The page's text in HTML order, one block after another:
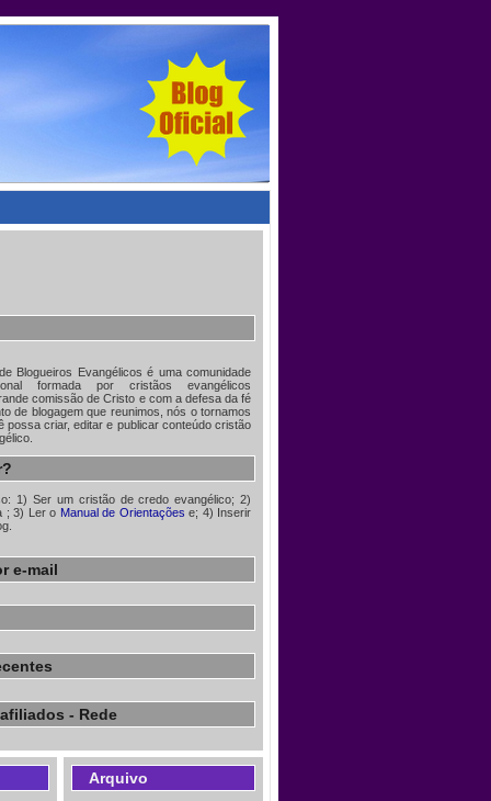
Blogueiros Evangélicos é uma comunidade
formada por cristãos evangélicos
comissão de Cristo e com a defesa da fé
de blogagem que reunimos, nós o tornamos
possa criar, editar e publicar conteúdo cristão
1) Ser um cristão de credo evangélico; 2)
; 3) Ler o Manual de Orientações e; 4) Inserir
e-mail
- Rede
Arquivo